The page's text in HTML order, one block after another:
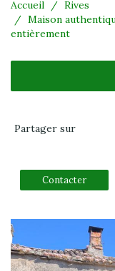
Accueil
Rives
Maison
entièrement
Partager sur
Contacter